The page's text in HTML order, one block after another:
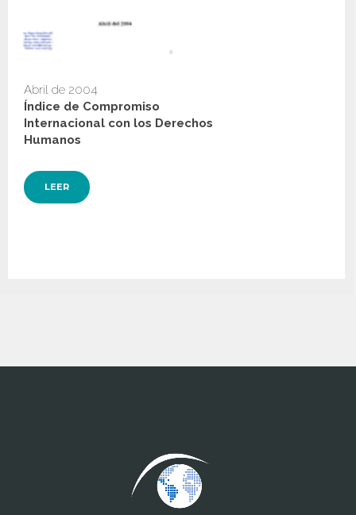
Abril de 2004
Índice de Compromiso
Internacional con los Derechos
Humanos
LEER